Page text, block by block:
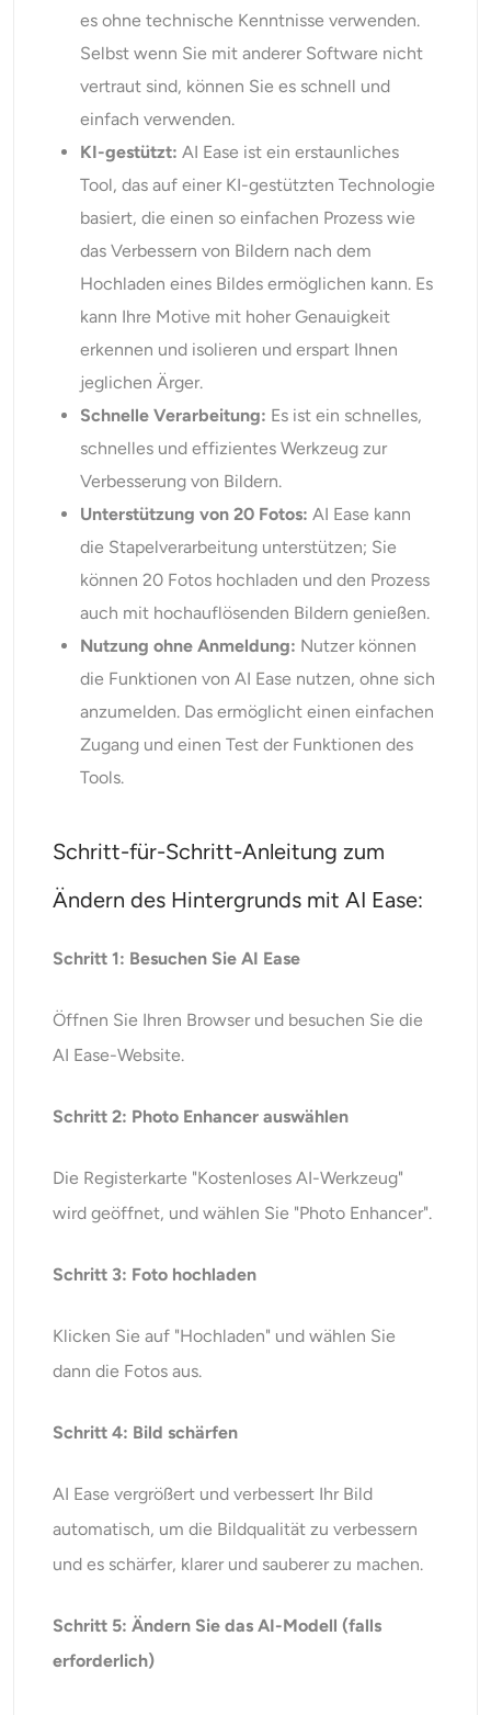
es ohne technische Kenntnisse verwenden.
Selbst wenn Sie mit anderer Software nicht
vertraut sind, können Sie es schnell und
einfach verwenden.
KI-gestützt: AI Ease ist ein erstaunliches
Tool, das auf einer KI-gestützten Technologie
basiert, die einen so einfachen Prozess wie
das Verbessern von Bildern nach dem
Hochladen eines Bildes ermöglichen kann. Es
kann Ihre Motive mit hoher Genauigkeit
erkennen und isolieren und erspart Ihnen
jeglichen Ärger.
Schnelle Verarbeitung: Es ist ein schnelles,
schnelles und effizientes Werkzeug zur
Verbesserung von Bildern.
Unterstützung von 20 Fotos: AI Ease kann
die Stapelverarbeitung unterstützen; Sie
können 20 Fotos hochladen und den Prozess
auch mit hochauflösenden Bildern genießen.
Nutzung ohne Anmeldung: Nutzer können
die Funktionen von AI Ease nutzen, ohne sich
anzumelden. Das ermöglicht einen einfachen
Zugang und einen Test der Funktionen des
Tools.
Schritt-für-Schritt-Anleitung zum
Ändern des Hintergrunds mit AI Ease:
Schritt 1: Besuchen Sie AI Ease
Öffnen Sie Ihren Browser und besuchen Sie die
AI Ease-Website.
Schritt 2: Photo Enhancer auswählen
Die Registerkarte "Kostenloses AI-Werkzeug"
wird geöffnet, und wählen Sie "Photo Enhancer".
Schritt 3: Foto hochladen
Klicken Sie auf "Hochladen" und wählen Sie
dann die Fotos aus.
Schritt 4: Bild schärfen
AI Ease vergrößert und verbessert Ihr Bild
automatisch, um die Bildqualität zu verbessern
und es schärfer, klarer und sauberer zu machen.
Schritt 5: Ändern Sie das AI-Modell (falls
erforderlich)